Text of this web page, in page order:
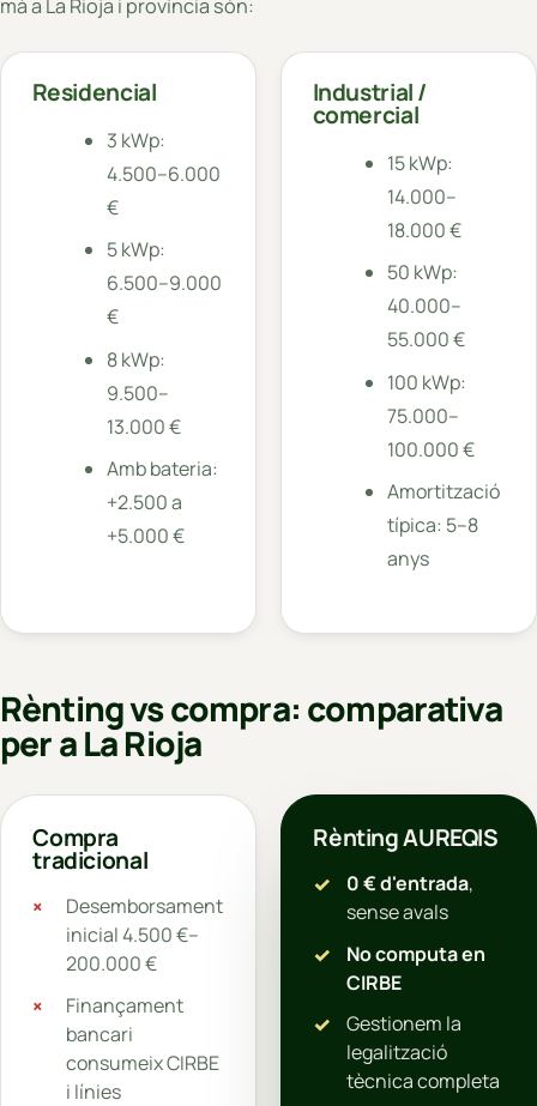
mà a La Rioja i província són:
Residencial
3 kWp:
4.500–6.000
€
5 kWp:
6.500–9.000
€
8 kWp:
9.500–
13.000 €
Amb bateria:
+2.500 a
+5.000 €
Industrial /
comercial
15 kWp:
14.000–
18.000 €
50 kWp:
40.000–
55.000 €
100 kWp:
75.000–
100.000 €
Amortització
típica: 5–8
anys
Rènting vs compra: comparativa
per a La Rioja
Compra
tradicional
Desemborsament
inicial 4.500 €–
200.000 €
Finançament
bancari
consumeix CIRBE
i línies
Rènting AUREQIS
0 € d'entrada,
sense avals
No computa en
CIRBE
Gestionem la
legalització
tècnica completa